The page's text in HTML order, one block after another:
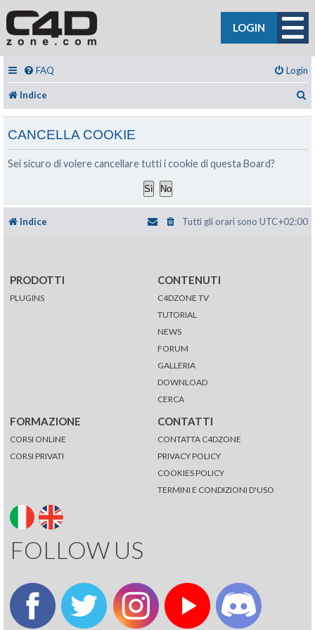
LOGIN
FAQ Login
Indice
CANCELLA COOKIE
Sei sicuro di volere cancellare tutti i cookie di questa Board?
Indice Tutti gli orari sono UTC+02:00
PRODOTTI
PLUGINS
CONTENUTI
C4DZONE TV
TUTORIAL
NEWS
FORUM
GALLERIA
DOWNLOAD
CERCA
FORMAZIONE
CORSI ONLINE
CORSI PRIVATI
CONTATTI
CONTATTA C4DZONE
PRIVACY POLICY
COOKIES POLICY
TERMINI E CONDIZIONI D'USO
FOLLOW US